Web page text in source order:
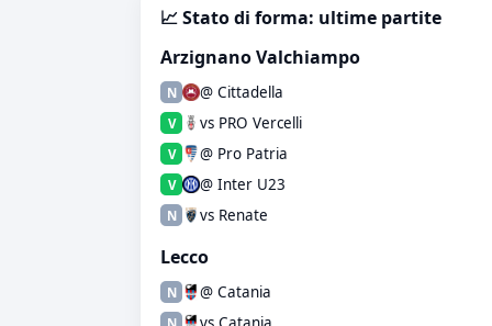
📈 Stato di forma: ultime partite
Arzignano Valchiampo
N @ Cittadella
V vs PRO Vercelli
V @ Pro Patria
V @ Inter U23
N vs Renate
Lecco
N @ Catania
N